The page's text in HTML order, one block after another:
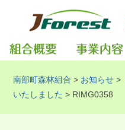
南部町森林組合 > お知らせ >
いたしました > RIMG0358